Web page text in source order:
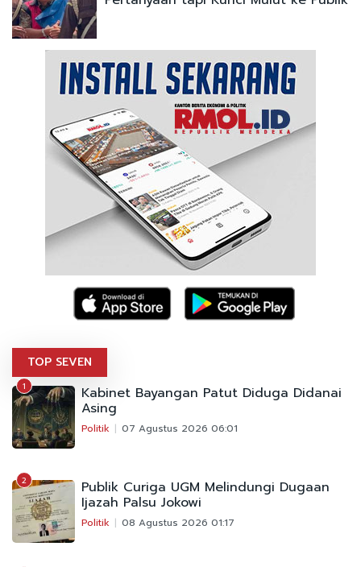
TOP SEVEN
1 Kabinet Bayangan Patut Diduga Didanai
Asing
Politik 07 Agustus 2026 06:01
2 Publik Curiga UGM Melindungi Dugaan
Ijazah Palsu Jokowi
Politik 08 Agustus 2026 01:17